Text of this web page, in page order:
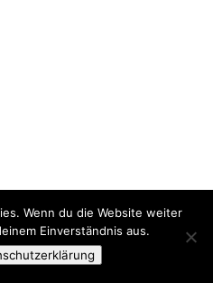
Wenn du die Website weiter
Einverständnis aus.